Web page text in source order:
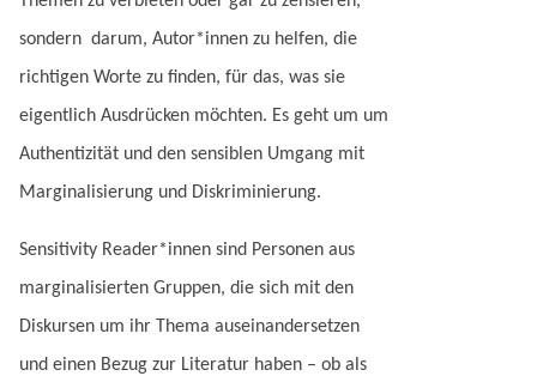
sondern darum, Autor*innen zu helfen, die
richtigen Worte zu finden, für das, was sie
eigentlich Ausdrücken möchten. Es geht um um
Authentizität und den sensiblen Umgang mit
Marginalisierung und Diskriminierung.
Sensitivity Reader*innen sind Personen aus
marginalisierten Gruppen, die sich mit den
Diskursen um ihr Thema auseinandersetzen
und einen Bezug zur Literatur haben – ob als